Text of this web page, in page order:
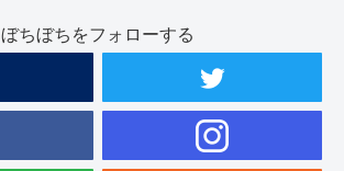
ぼちぼちをフォローする